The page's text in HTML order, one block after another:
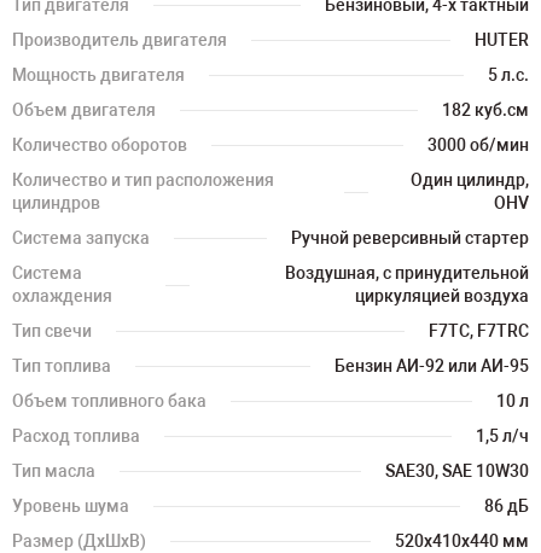
Тип двигателя
Бензиновый, 4-х тактный
Производитель двигателя
HUTER
Мощность двигателя
5 л.с.
Объем двигателя
182 куб.см
Количество оборотов
3000 об/мин
Количество и тип расположения
цилиндров
Один цилиндр,
OHV
Система запуска
Ручной реверсивный стартер
Система
охлаждения
Воздушная, с принудительной
циркуляцией воздуха
Тип свечи
F7TC, F7TRC
Тип топлива
Бензин АИ-92 или АИ-95
Объем топливного бака
10 л
Расход топлива
1,5 л/ч
Тип масла
SAE30, SAE 10W30
Уровень шума
86 дБ
Размер (ДхШхВ)
520х410х440 мм